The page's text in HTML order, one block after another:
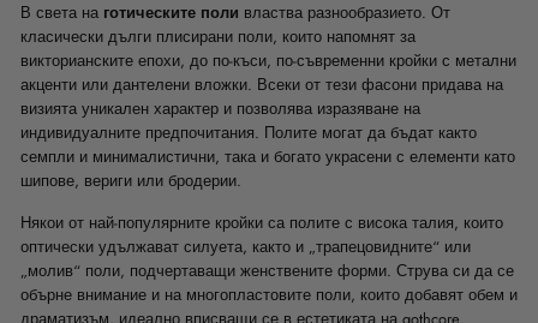
В света на готическите поли властва разнообразието. От
класически дълги плисирани поли, които напомнят за
викторианските епохи, до по-къси, по-съвременни кройки с метални
акценти или дантелени вложки. Всеки от тези фасони придава на
визията уникален характер и позволява изразяване на
индивидуалните предпочитания. Полите могат да бъдат както
семпли и минималистични, така и богато украсени с елементи като
шипове, вериги или бродерии.
Някои от най-популярните кройки са полите с висока талия, които
оптически удължават силуета, както и „трапецовидните“ или
„молив“ поли, подчертаващи женствените форми. Струва си да се
обърне внимание и на многопластовите поли, които добавят обем и